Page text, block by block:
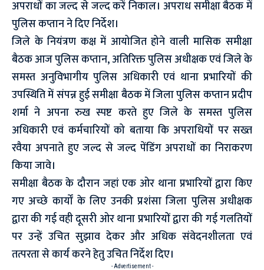
अपराधों का जल्द से जल्द करें निकाल। अपराध समीक्षा बैठक में
पुलिस कप्तान ने दिए निर्देश।
जिले के नियंत्रण कक्ष में आयोजित होने वाली मासिक समीक्षा
बैठक आज पुलिस कप्तान, अतिरिक्त पुलिस अधीक्षक एवं जिले के
समस्त अनुविभागीय पुलिस अधिकारी एवं थाना प्रभारियों की
उपस्थिति में संपन्न हुई समीक्षा बैठक में जिला पुलिस कप्तान प्रदीप
शर्मा ने अपना रुख स्पष्ट करते हुए जिले के समस्त पुलिस
अधिकारी एवं कर्मचारियों को बताया कि अपराधियों पर सख्त
रवैया अपनाते हुए जल्द से जल्द पेंडिंग अपराधों का निराकरण
किया जावे।
समीक्षा बैठक के दौरान जहां एक ओर थाना प्रभारियों द्वारा किए
गए अच्छे कार्यों के लिए उनकी प्रशंसा जिला पुलिस अधीक्षक
द्वारा की गई वही दूसरी ओर थाना प्रभारियों द्वारा की गई गलतियों
पर उन्हें उचित सुझाव देकर और अधिक संवेदनशीलता एवं
तत्परता से कार्य करने हेतु उचित निर्देश दिए।
- Advertisement -